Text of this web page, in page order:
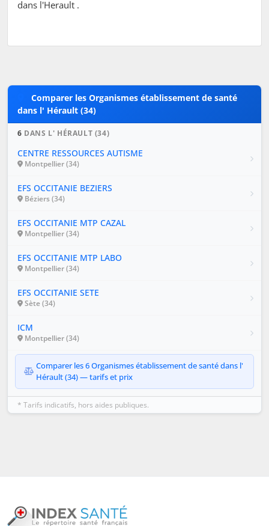
dans l'Herault .
Comparer les Organismes établissement de santé
dans l' Hérault (34)
6 DANS L' HÉRAULT (34)
CENTRE RESSOURCES AUTISME
Montpellier (34)
EFS OCCITANIE BEZIERS
Béziers (34)
EFS OCCITANIE MTP CAZAL
Montpellier (34)
EFS OCCITANIE MTP LABO
Montpellier (34)
EFS OCCITANIE SETE
Sète (34)
ICM
Montpellier (34)
Comparer les 6 Organismes établissement de santé dans l'
Hérault (34) — tarifs et prix
* Tarifs indicatifs, hors aides publiques.